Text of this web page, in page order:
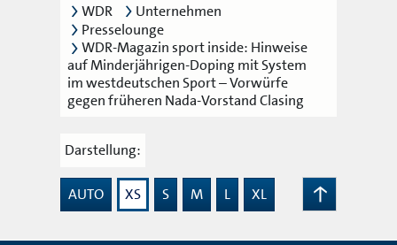
WDR
Unternehmen
Presselounge
WDR-Magazin sport inside: Hinweise
auf Minderjährigen-Doping mit System
im westdeutschen Sport – Vorwürfe
gegen früheren Nada-Vorstand Clasing
Darstellung:
AUTO XS S M L
XL
Zum